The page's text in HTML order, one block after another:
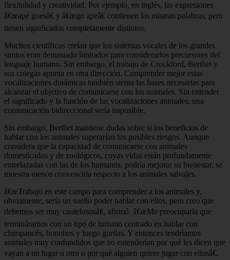
flexibilidad y creatividad. Por ejemplo, en inglés, las expresiones
â€œape goesâ€ y â€œgo apeâ€ contienen las mismas palabras, pero
tienen significados completamente distintos.
Muchos científicos creían que los sistemas vocales de los grandes
simios eran demasiado limitados para considerarlos precursores del
lenguaje humano. Sin embargo, el trabajo de Crockford, Berthet y
sus colegas apunta en otra dirección. Comprender mejor estas
vocalizaciones dinámicas también sienta las bases necesarias para
alcanzar el objetivo de comunicarse con los animales. Sin entender
el significado y la función de las vocalizaciones animales, una
comunicación bidireccional sería imposible.
Sin embargo, Berthet mantiene dudas sobre si los beneficios de
hablar con los animales superarían los posibles riesgos. Aunque
considera que la capacidad de comunicarse con animales
domesticados y de zoológicos, cuyas vidas están profundamente
entrelazadas con las de los humanos, podría mejorar su bienestar, se
muestra menos convencida respecto a los animales salvajes.
â€œTrabajo en este campo para comprender a los animales y,
obviamente, sería un sueño poder hablar con ellos, pero creo que
debemos ser muy cautelososâ€, afirmó. â€œMe preocuparía que
termináramos con un tipo de turismo centrado en hablar con
chimpancés, bonobos y luego gorilas. Y entonces tendríamos
animales muy confundidos que no entenderían por qué les dicen que
vayan a un lugar u otro o por qué alguien quiere jugar con ellosâ€.